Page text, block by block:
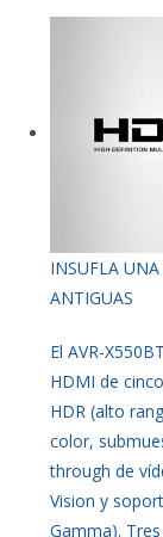
INSUFLA
ANTIGUAS
El AVR-
HDMI de
HDR (alto
color,
through de
Vision y
Gamma).